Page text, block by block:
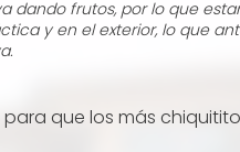
dando frutos, por lo que
y en el exterior, lo que
que los más